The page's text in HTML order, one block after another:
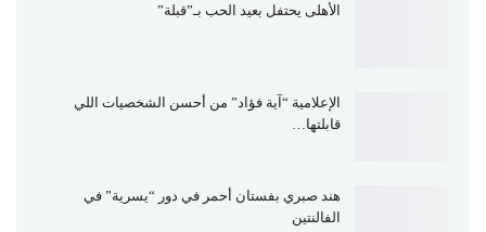
الأهلى يحتفل بعيد الحب بـ”قبلة”
الإعلامية “آية فؤاد” من أحسن الشخصيات اللي
قابلتها…
هند صبري بفستان أحمر في دور “يسرية” في
الفالنتين